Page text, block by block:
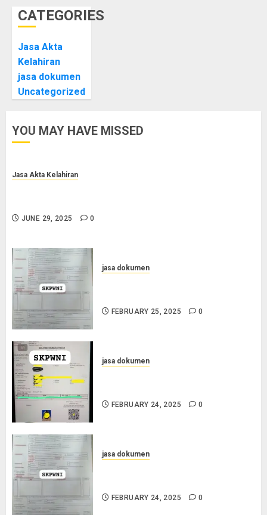
CATEGORIES
Jasa Akta
Kelahiran
jasa dokumen
Uncategorized
YOU MAY HAVE MISSED
Jasa Akta Kelahiran
JUNE 29, 2025 0
jasa dokumen
FEBRUARY 25, 2025 0
jasa dokumen
FEBRUARY 24, 2025 0
jasa dokumen
FEBRUARY 24, 2025 0